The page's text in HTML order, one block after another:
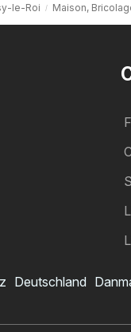
le-Roi Maison,
Deutschland